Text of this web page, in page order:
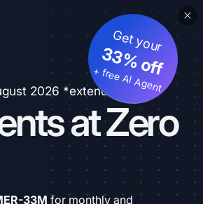
2026 *extended
at Zero
Get your
33% off
+ free AI Agent
33M for monthly and